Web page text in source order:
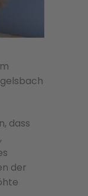
dass
der